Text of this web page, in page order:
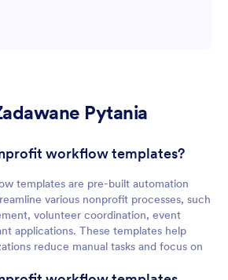
Pytania
workflow templates?
templates are pre-built automation
various nonprofit processes, such
volunteer coordination, event
applications. These templates help
reduce manual tasks and focus on